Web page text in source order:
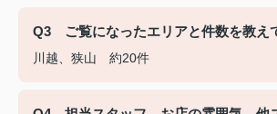
Q3 ご覧になったエリアと件数を教え
川越、狭山 約20件